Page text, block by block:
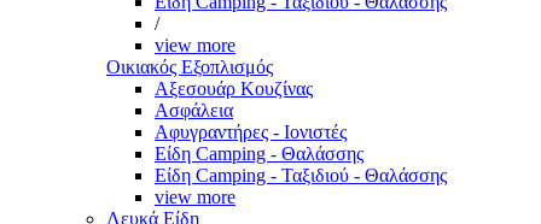
/
view more
Οικιακός Εξοπλισμός
Αξεσουάρ Κουζίνας
Ασφάλεια
Αφυγραντήρες - Ιονιστές
Είδη Camping - Θαλάσσης
Είδη Camping - Ταξιδιού - Θαλάσσης
view more
Λευκά Είδη